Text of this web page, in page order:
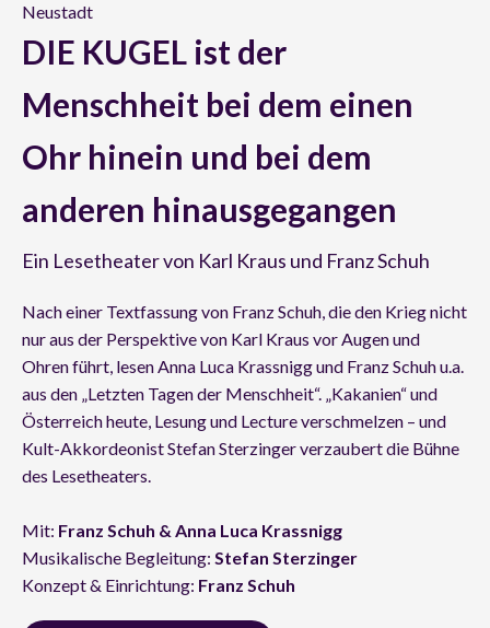
Neustadt
DIE KUGEL ist der
Menschheit bei dem einen
Ohr hinein und bei dem
anderen hinausgegangen
Ein Lesetheater von Karl Kraus und Franz Schuh
Nach einer Textfassung von Franz Schuh, die den Krieg nicht
nur aus der Perspektive von Karl Kraus vor Augen und
Ohren führt, lesen Anna Luca Krassnigg und Franz Schuh u.a.
aus den „Letzten Tagen der Menschheit“. „Kakanien“ und
Österreich heute, Lesung und Lecture verschmelzen – und
Kult-Akkordeonist Stefan Sterzinger verzaubert die Bühne
des Lesetheaters.
Mit: Franz Schuh & Anna Luca Krassnigg
Musikalische Begleitung: Stefan Sterzinger
Konzept & Einrichtung: Franz Schuh